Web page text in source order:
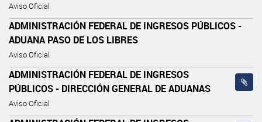
Aviso Oficial
ADMINISTRACIÓN FEDERAL DE INGRESOS PÚBLICOS -
ADUANA PASO DE LOS LIBRES
Aviso Oficial
ADMINISTRACIÓN FEDERAL DE INGRESOS
PÚBLICOS - DIRECCIÓN GENERAL DE ADUANAS
Aviso Oficial